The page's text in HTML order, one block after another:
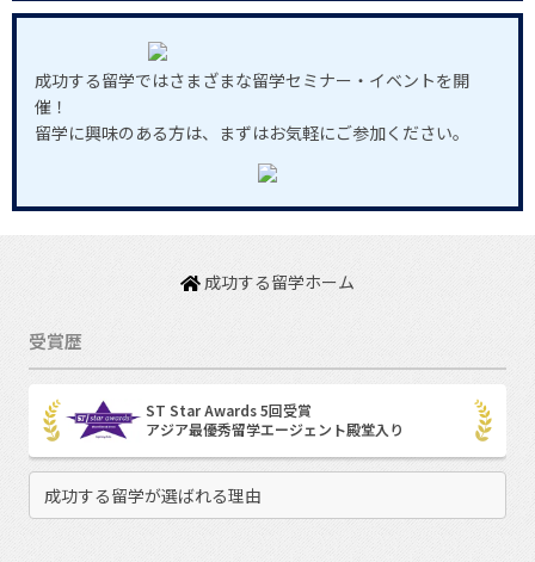
成功する留学ではさまざまな留学セミナー・イベントを開
催！
留学に興味のある方は、まずはお気軽にご参加ください。
成功する留学ホーム
受賞歴
ST Star Awards 5回受賞
アジア最優秀留学エージェント殿堂入り
成功する留学が選ばれる理由